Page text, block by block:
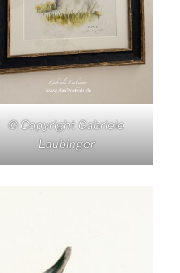
© Copyright Gabriele
Laubinger